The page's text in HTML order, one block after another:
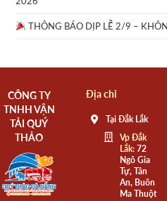
THÔNG BÁO DỊP LỄ 2/9 –
CÔNG TY
TNHH VẬN
TẢI QUÝ
THẢO
Địa chỉ
Tại Đắk Lắk
Vp Đắk
Lắk:72
Ngô Gia
Tự, Tân
An, Buôn
Ma Thuột